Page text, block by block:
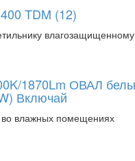
TDM (12)
1870Lm ОВАЛ
Включай
во влажных помещениях